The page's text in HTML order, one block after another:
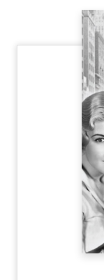
Hobbi, szabadidő
Szótár, nyelvkönyv
Tankönyv,